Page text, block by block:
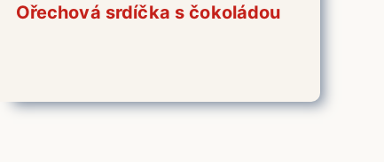
Ořechová srdíčka s čokoládou